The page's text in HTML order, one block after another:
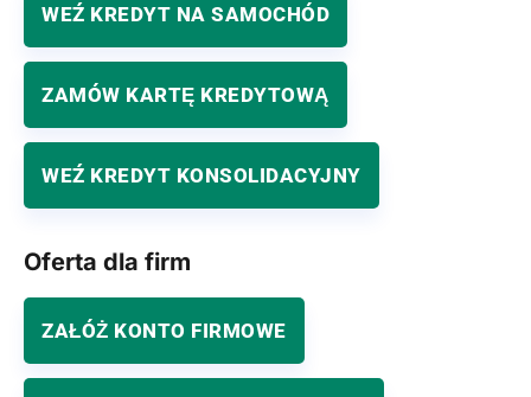
WEŹ KREDYT NA SAMOCHÓD
ZAMÓW KARTĘ KREDYTOWĄ
WEŹ KREDYT KONSOLIDACYJNY
Oferta dla firm
ZAŁÓŻ KONTO FIRMOWE